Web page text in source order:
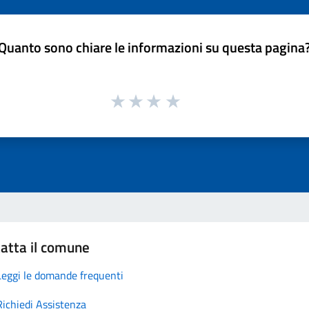
sono chiare le informazioni su questa
il comune
le domande frequenti
Assistenza